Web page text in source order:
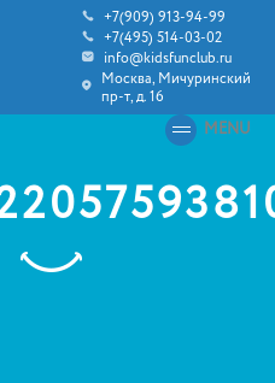
+7(909) 913-94-99
+7(495) 514-03-02
info@kidsfunclub.ru
Москва, Мичуринский
пр-т, д. 16
MENU